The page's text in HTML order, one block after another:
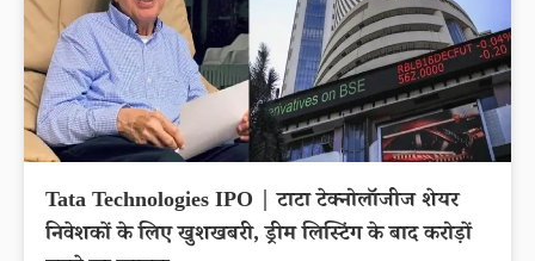
Tata Technologies IPO | टाटा टेक्नोलॉजीज शेयर
निवेशकों के लिए खुशखबरी, ड्रीम लिस्टिंग के बाद करोड़ों